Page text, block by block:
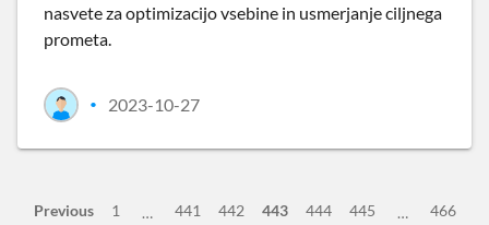
nasvete za optimizacijo vsebine in usmerjanje ciljnega
prometa.
• 2023-10-27
Previous 1 … 441 442 443 444 445 … 466